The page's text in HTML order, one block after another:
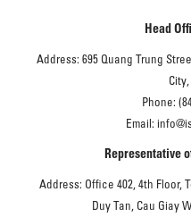
Head
Address: 695 Quang Trung
Phone:
Email:
Representative
Address: Office 402, 4th Floor,
Duy Tan, Cau Giay